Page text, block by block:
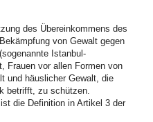
des Übereinkommens des
von Gewalt gegen
Istanbul-
Frauen vor allen Formen von
und häuslicher Gewalt, die
betrifft, zu schützen.
die Definition in Artikel 3 der